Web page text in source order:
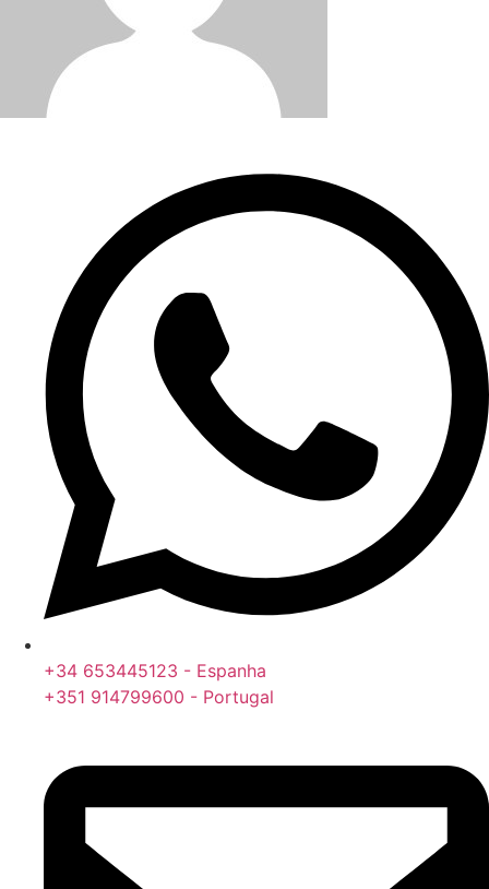
+34 653445123 - Espanha
+351 914799600 - Portugal